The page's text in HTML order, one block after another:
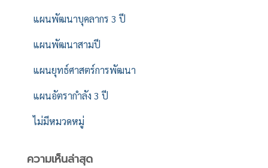
แผนพัฒนาบุคลากร 3 ปี
แผนพัฒนาสามปี
แผนยุทธ์ศาสตร์การพัฒนา
แผนอัตรากำลัง 3 ปี
ไม่มีหมวดหมู่
ความเห็นล่าสุด